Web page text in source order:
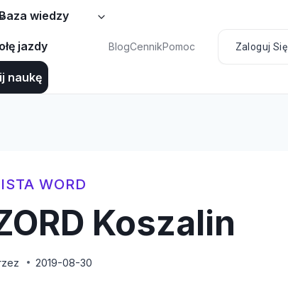
wiedzy
jazdy
naukę
BlogCennikPomoc Zaloguj Się
WORD
Koszalin
2019-08-30